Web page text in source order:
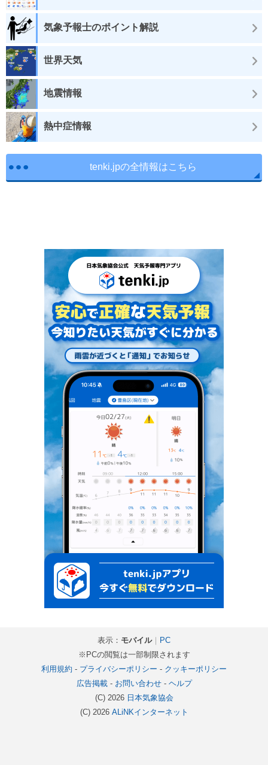
気象予報士のポイント解説
世界天気
地震情報
熱中症情報
tenki.jpの全情報はこちら
表示： モバイル｜ PC
※PCの閲覧は一部制限されます
利用規約 - プライバシーポリシー - クッキーポリシー
広告掲載- お問い合わせ- ヘルプ
(C) 2026 日本気象協会
(C) 2026 ALiNKインターネット